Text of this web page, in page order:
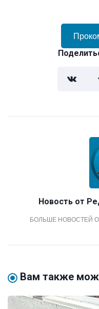
Новость от
БОЛЬШЕ НОВОСТЕЙ
Вам также